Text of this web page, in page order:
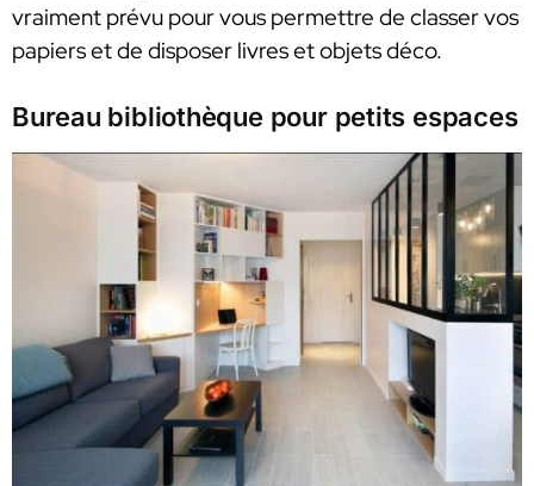
vraiment prévu pour vous permettre de classer vos
papiers et de disposer livres et objets déco.
Bureau bibliothèque pour petits espaces